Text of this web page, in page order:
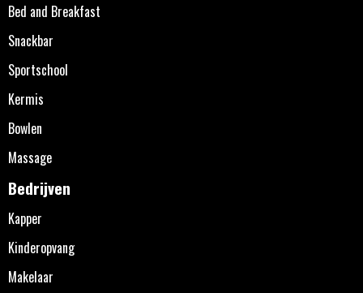
Bed and Breakfast
Snackbar
Sportschool
Kermis
Bowlen
Massage
Bedrijven
Kapper
Kinderopvang
Makelaar